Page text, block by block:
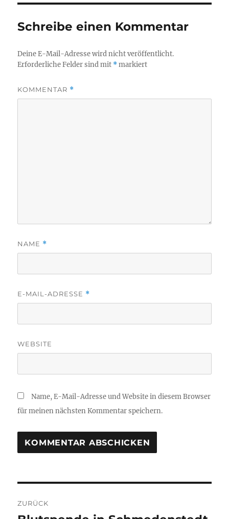
Schreibe einen Kommentar
Deine E-Mail-Adresse wird nicht veröffentlicht.
Erforderliche Felder sind mit *markiert
KOMMENTAR *
NAME *
E-MAIL-ADRESSE *
WEBSITE
Name, E-Mail-Adresse und Website in diesem Browser
für meinen nächsten Kommentar speichern.
ZURÜCK